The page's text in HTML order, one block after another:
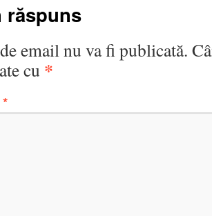
răspuns
email nu va fi publicată.
cu *
*